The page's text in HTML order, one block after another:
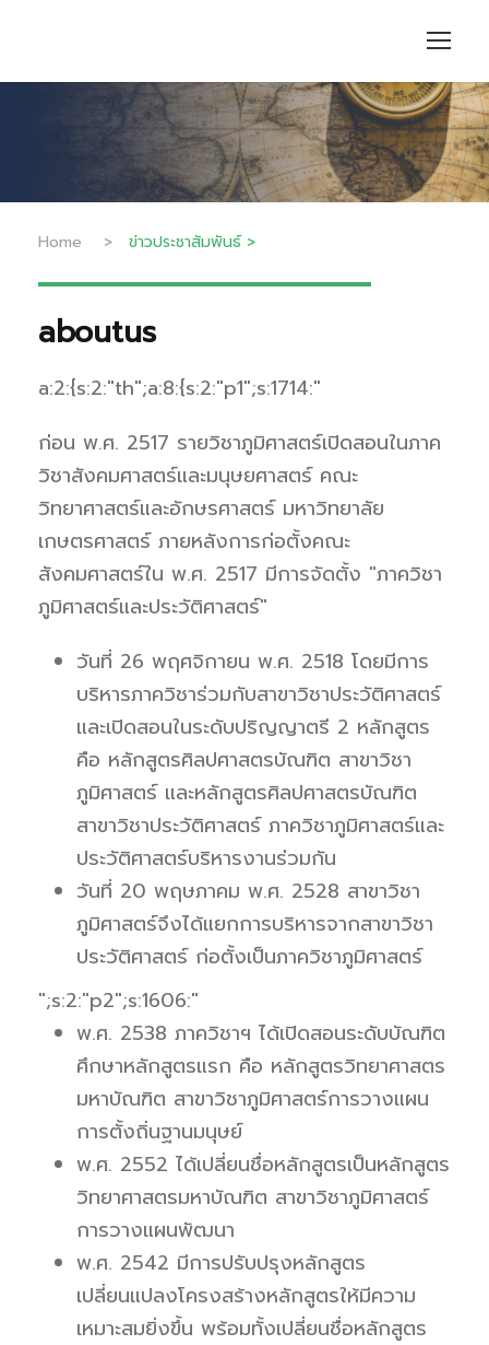
Home > ข่าวประชาสัมพันธ์>
aboutus
a:2:{s:2:"th";a:8:{s:2:"p1";s:1714:"
ก่อน พ.ศ. 2517 รายวิชาภูมิศาสตร์เปิดสอนในภาค
วิชาสังคมศาสตร์และมนุษยศาสตร์ คณะ
วิทยาศาสตร์และอักษรศาสตร์ มหาวิทยาลัย
เกษตรศาสตร์ ภายหลังการก่อตั้งคณะ
สังคมศาสตร์ใน พ.ศ. 2517 มีการจัดตั้ง "ภาควิชา
ภูมิศาสตร์และประวัติศาสตร์"
วันที่ 26 พฤศจิกายน พ.ศ. 2518 โดยมีการ
บริหารภาควิชาร่วมกับสาขาวิชาประวัติศาสตร์
และเปิดสอนในระดับปริญญาตรี 2 หลักสูตร
คือ หลักสูตรศิลปศาสตรบัณฑิต สาขาวิชา
ภูมิศาสตร์ และหลักสูตรศิลปศาสตรบัณฑิต
สาขาวิชาประวัติศาสตร์ ภาควิชาภูมิศาสตร์และ
ประวัติศาสตร์บริหารงานร่วมกัน
วันที่ 20 พฤษภาคม พ.ศ. 2528 สาขาวิชา
ภูมิศาสตร์จึงได้แยกการบริหารจากสาขาวิชา
ประวัติศาสตร์ ก่อตั้งเป็นภาควิชาภูมิศาสตร์
";s:2:"p2";s:1606:"
พ.ศ. 2538 ภาควิชาฯ ได้เปิดสอนระดับบัณฑิต
ศึกษาหลักสูตรแรก คือ หลักสูตรวิทยาศาสตร
มหาบัณฑิต สาขาวิชาภูมิศาสตร์การวางแผน
การตั้งถิ่นฐานมนุษย์
พ.ศ. 2552 ได้เปลี่ยนชื่อหลักสูตรเป็นหลักสูตร
วิทยาศาสตรมหาบัณฑิต สาขาวิชาภูมิศาสตร์
การวางแผนพัฒนา
พ.ศ. 2542 มีการปรับปรุงหลักสูตร
เปลี่ยนแปลงโครงสร้างหลักสูตรให้มีความ
เหมาะสมยิ่งขึ้น พร้อมทั้งเปลี่ยนชื่อหลักสูตร